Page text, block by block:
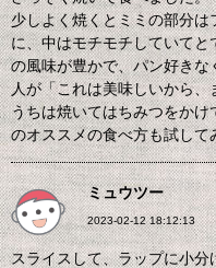
少しよく焼くとミミの部分
に、中はモチモチしていて
の風味が豊かで、パン好き
人が「これは美味しいから、
うちは焼いてはちみつをか
のオススメの食べ方も試して
ミュウツー
2023-02-12 18:12:13
スライスして、ラップに小分